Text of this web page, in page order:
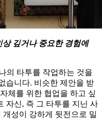
깊거나 중요한 경험에
의 타투를 작업하는 것을
습니다. 비슷한 제안을 받
체를 위한 협업을 하고 싶
자신, 즉 그 타투를 지닌 사
성이 강하게 뒷전으로 밀